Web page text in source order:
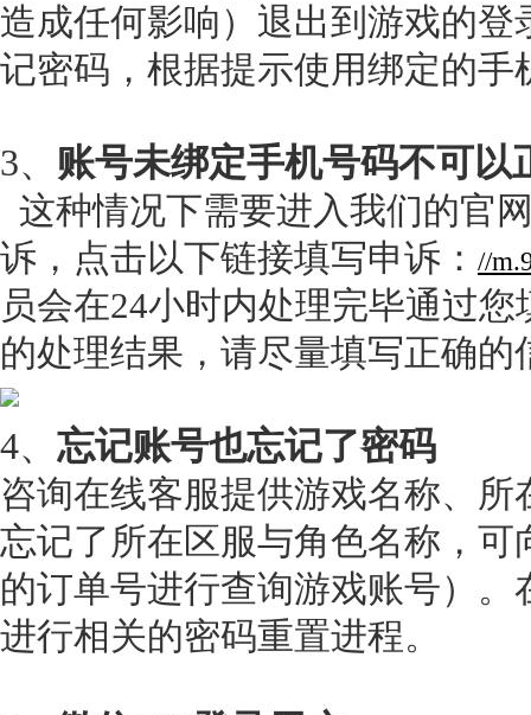
造成任何影响）退出到游戏的
记密码，根据提示使用绑定的手
3、 账号未绑定手机号码不可以
这种情况下需要进入我们的官
诉，点击以下链接填写申诉： //
员会在24小时内处理完毕通过
的处理结果，请尽量填写正确
4、 忘记账号也忘记了密码
咨询在线客服提供游戏名称、
忘记了所在区服与角色名称，
的订单号进行查询游戏账号）
进行相关的密码重置进程。